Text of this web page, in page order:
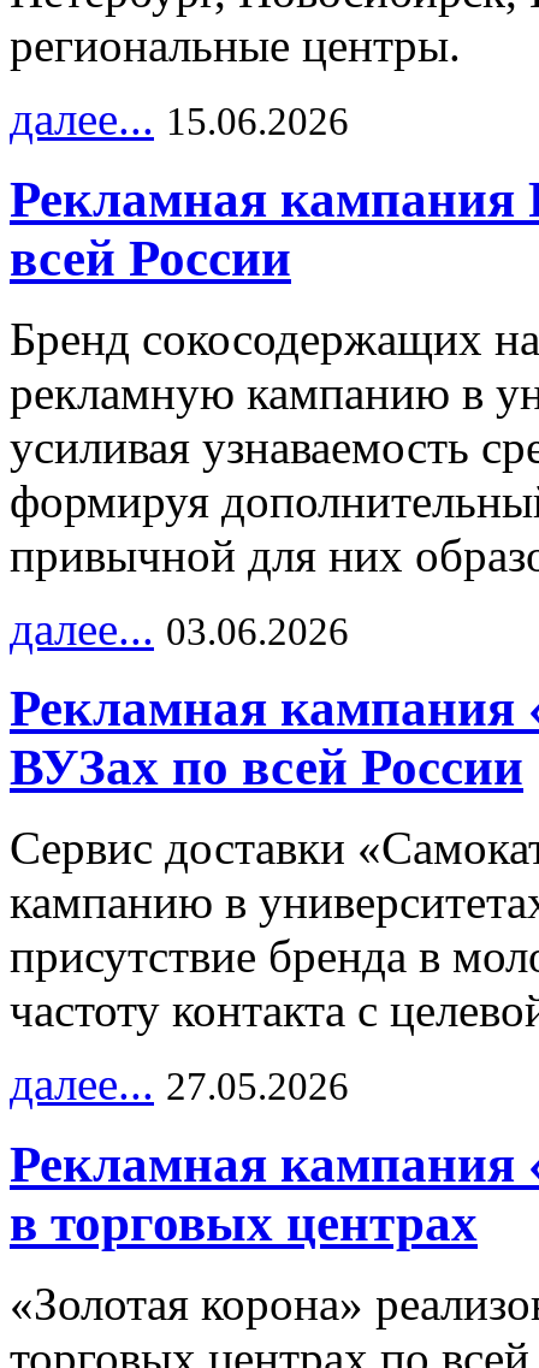
региональные центры.
далее... 15.06.2026
Рекламная
всей России
Бренд сокосодержащих
рекламную кампанию в
усиливая узнаваемость
формируя
привычной для них
далее... 03.06.2026
Рекламная кампания
ВУЗах по всей России
Сервис доставки
кампанию в
присутствие бренда в
частоту контакта с
далее... 27.05.2026
Рекламная кампания
в торговых центрах
«Золотая корона»